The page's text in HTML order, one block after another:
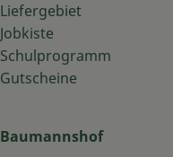
Liefergebiet
Jobkiste
Schulprogramm
Gutscheine
Baumannshof